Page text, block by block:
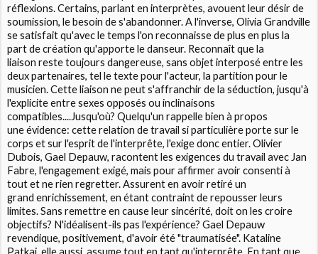
réflexions. Certains, parlant en interprètes, avouent leur désir de
soumission, le besoin de s'abandonner. A l'inverse, Olivia Grandville
se satisfait qu'avec le temps l'on reconnaisse de plus en plus la
part de création qu'apporte le danseur. Reconnaît que la
liaison reste toujours dangereuse, sans objet interposé entre les
deux partenaires, tel le texte pour l'acteur, la partition pour le
musicien. Cette liaison ne peut s'affranchir de la séduction, jusqu'à
l'explicite entre sexes opposés ou inclinaisons
compatibles....Jusqu'où? Quelqu'un rappelle bien à propos
une évidence: cette relation de travail si particulière porte sur le
corps et sur l'esprit de l'interprête, l'exige donc entier. Olivier
Dubois, Gael Depauw, racontent les exigences du travail avec Jan
Fabre, l'engagement exigé, mais pour affirmer avoir consenti à
tout et ne rien regretter. Assurent en avoir retiré un
grand enrichissement, en étant contraint de repousser leurs
limites. Sans remettre en cause leur sincérité, doit on les croire
objectifs? N'idéalisent-ils pas l'expérience? Gael Depauw
revendique, positivement, d'avoir été "traumatisée". Kataline
Patkai, elle aussi, assume tout en tant qu'interprête. En tant que